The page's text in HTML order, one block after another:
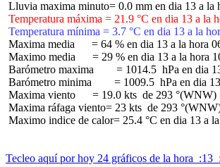
Temperatura máxima = 21.9 °C en dia 13 a la
Temperatura mínima = 3.7 °C en dia 13 a la
Maxima media      = 64 % en dia 13 a la hora
Maximo media      = 29 % en dia 13 a la hora
Barómetro maxima        = 1014.5  hPa en dia
Barómetro minima        = 1009.5  hPa en dia
Maxima viento      = 19.0 kts  de 293 °(WNW)
Maxima ráfaga viento= 23 kts  de 293
Maximo indice de calor= 25.4 °C en dia 13 a
Tecleo aquí por hoy 24 gráficos de la hora  :13